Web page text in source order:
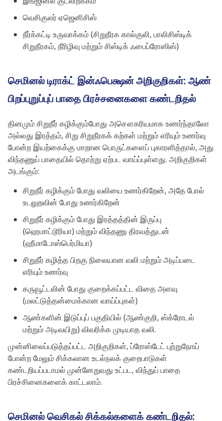
வெசிகுலர் ஏஜெனிசிஸ்
நீர்க்கட்டி உருவாக்கம் (சிறுநீரக கால்குலி, பாலிசிஸ்டிக்
சிறுநீரகம், நீரிழிவு மற்றும் சிஸ்டிக் ஃபைப்ரோஸிஸ்)
செமினல் டிராக்ட் இன்ஃபெக்ஷன் அறிகுறிகள்: ஆண்
பிறப்புறுப்புப் பாதை பிரச்சனைகளை கண்டறிதல்
தினமும் சிறுநீர் கழிக்கும்போது அசௌகரியமாக உணர்ந்தாலோ
அல்லது இரத்தம், சிறு சிறுநீரகக் கற்கள் மற்றும் எரியும் உணர்வு
போன்ற இயற்கைக்கு மாறான பொருட்களைப் புகாரளித்தால், அது
விந்தணுப் பாதையில் தொற்று ஏற்பட வாய்ப்புள்ளது. அறிகுறிகள்
அடங்கும்:
சிறுநீர் கழிக்கும் போது வலியை உணர்கிறேன், அதே போல்
உடலுறவின் போது உணர்கிறேன்
சிறுநீர் கழிக்கும் போது இரத்தத்தின் இருப்பு
(ஹெமாட்டூரியா) மற்றும் விந்தணு திரவத்துடன்
(ஹீமாடோஸ்பெர்மியா)
சிறுநீர் கழித்த பிறகு நிலையான வலி மற்றும் அடிப்படை
எரியும் உணர்வு
கருவூட்டலின் போது குறைக்கப்பட்ட விதை அளவு
(மலட்டுத்தன்மைக்கான வாய்ப்புகள்)
ஆண்களின் இடுப்புப் பகுதியில் (ஆண்குறி, ஸ்க்ரோடல்
மற்றும் அடிவயிறு) விவரிக்க முடியாத வலி.
முன்னிலைப்படுத்தப்பட்ட அறிகுறிகள், ப்ரோஸ்டேட் புற்றுநோய்
போன்ற மேலும் சிக்கலான உடல்நலக் குறைபாடுகள்
கண்டறியப்படாமல் முன்னேறுவது உட்பட, விந்துப் பாதை
பிரச்சினைகளைக் காட்டலாம்.
செமினல் வெசிகல் சிக்கல்களைக் கண்டறிதல்: